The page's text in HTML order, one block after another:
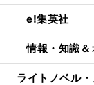
e!集英社
情報・知識
ライトノベル